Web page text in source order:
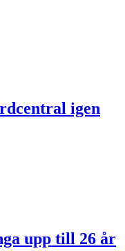
igen
upp till 26 år